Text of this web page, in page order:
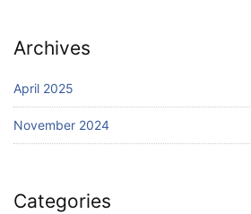
Archives
April 2025
November 2024
Categories